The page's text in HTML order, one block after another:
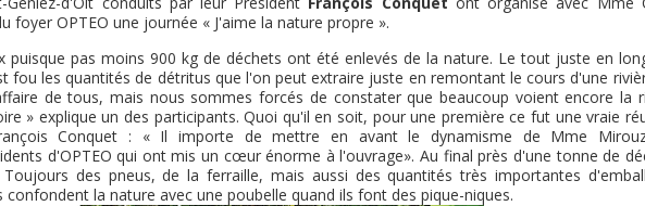
foyer OPTEO une journée « J'aime la nature propre ».
puisque pas moins 900 kg de déchets ont été enlevés de la nature. Le tout juste en
fou les quantités de détritus que l'on peut extraire juste en remontant le cours d'une
de tous, mais nous sommes forcés de constater que beaucoup voient encore la
» explique un des participants. Quoi qu'il en soit, pour une première ce fut une vraie
Conquet : « Il importe de mettre en avant le dynamisme de Mme
d'OPTEO qui ont mis un cœur énorme à l'ouvrage». Au final près d'une tonne de
des pneus, de la ferraille, mais aussi des quantités très importantes
confondent la nature avec une poubelle quand ils font des pique-niques.